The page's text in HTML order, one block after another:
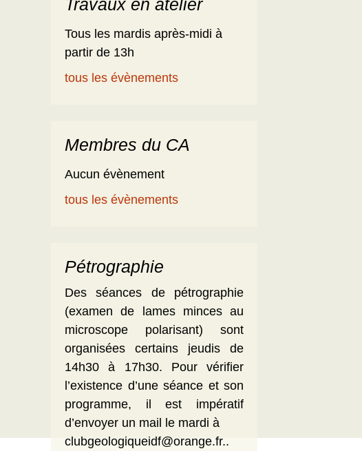
Travaux en atelier
Tous les mardis après-midi à
partir de 13h
tous les évènements
Membres du CA
Aucun évènement
tous les évènements
Pétrographie
Des séances de pétrographie
(examen de lames minces au
microscope polarisant) sont
organisées certains jeudis de
14h30 à 17h30. Pour vérifier
l’existence d’une séance et son
programme, il est impératif
d’envoyer un mail le mardi à
clubgeologiqueidf@orange.fr..